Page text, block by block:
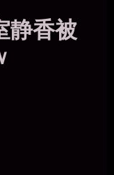
静香被